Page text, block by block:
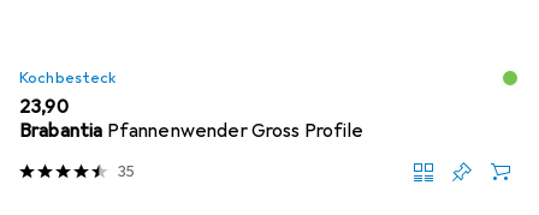
Kochbesteck
EUR
23,90
Brabantia Pfannenwender Gross Profile
35